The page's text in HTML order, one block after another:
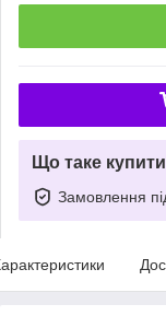
Що таке
Замовлення